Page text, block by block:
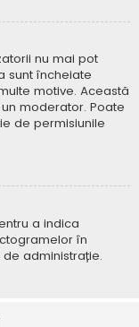
nu mai pot
sunt încheiate
motive. Această
moderator. Poate
de permisiunile
a indica
în
administrație.